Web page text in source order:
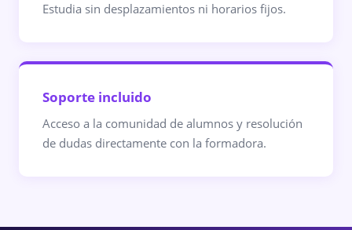
Estudia sin desplazamientos ni horarios fijos.
Soporte incluido
Acceso a la comunidad de alumnos y resolución
de dudas directamente con la formadora.